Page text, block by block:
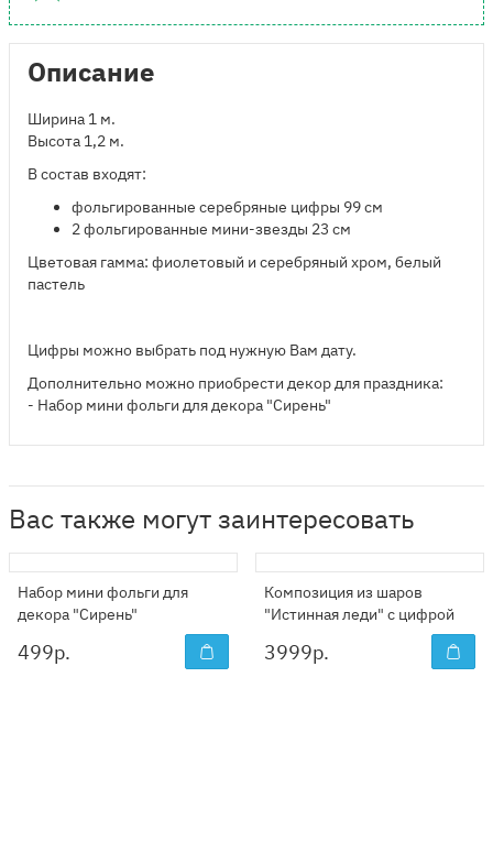
Описание
Ширина 1 м.
Высота 1,2 м.
В состав входят:
​фольгированные серебряные цифры 99 см
2 фольгированные мини-звезды 23 см
Цветовая гамма: фиолетовый и серебряный хром, белый
пастель
Цифры можно выбрать под нужную Вам дату.
Дополнительно можно приобрести декор для праздника:
- Набор мини фольги для декора "Сирень"
Вас также могут заинтересовать
Набор мини фольги для
декора "Сирень"
499р.
Композиция из шаров
"Истинная леди" с цифрой
3999р.